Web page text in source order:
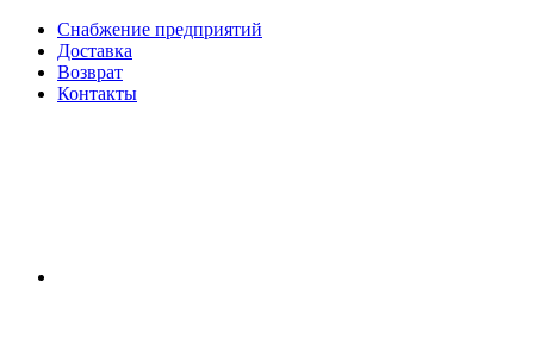
Снабжение предприятий
Доставка
Возврат
Контакты